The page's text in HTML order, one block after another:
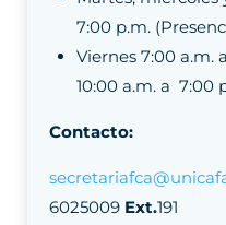
7:00 p.m.
Viernes 7:00 a.m.
10:00 a.m. a 7:00
Contacto:
6025009 Ext.191